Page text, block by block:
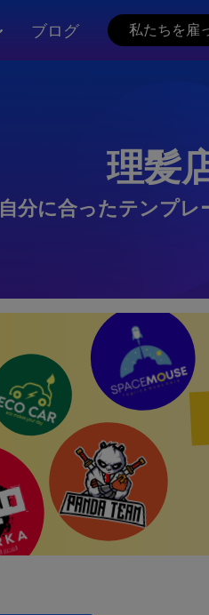
ブログ 私たちを雇
理髪
自分に合ったテンプレ